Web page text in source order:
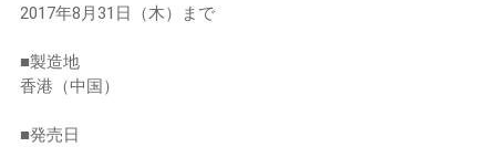
2017年8月31日（木）まで
■製造地
香港（中国）
■発売日